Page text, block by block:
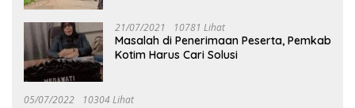
21/07/2021 10781 Lihat
Masalah di Penerimaan Peserta, Pemkab
Kotim Harus Cari Solusi
05/07/2022 10304 Lihat